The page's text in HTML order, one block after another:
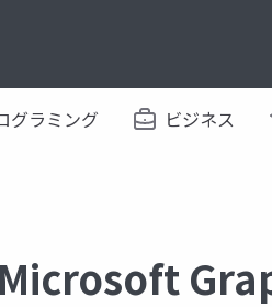
グラミング ビジネス